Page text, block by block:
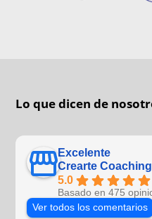
Lo que dicen de
Excelente
Crearte Coaching
5.0
Basado en 475
Ver todos los comentarios